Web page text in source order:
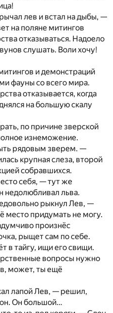
лев и встал на дыбы, —
на поляне митингов
отказываться. Надоело
слушать. Воли хочу!
и демонстраций
фауны со всего мира.
отказывается, когда
на большую скалу
по причине зверской
изнеможение.
рядовым зверем. —
крупная слеза, второй
собравшихся.
себя, — тут же
недолюбливал льва.
рыкнул Лев, —
место придумать не могу.
произнёс
рыщет сам по себе.
в тайгу, ищи его свищи.
вопросы нужно
может, ты ещё
лапой Лев, — решил,
Он большой…